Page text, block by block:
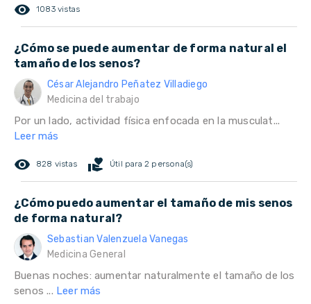
remove_red_eye 1083 vistas
¿Cómo se puede aumentar de forma natural el
tamaño de los senos?
César Alejandro Peñatez Villadiego
Medicina del trabajo
Por un lado, actividad física enfocada en la musculat...
Leer más
remove_red_eye 828 vistas volunteer_activism Útil para 2 persona(s)
¿Cómo puedo aumentar el tamaño de mis senos
de forma natural?
Sebastian Valenzuela Vanegas
Medicina General
Buenas noches: aumentar naturalmente el tamaño de los
senos ... Leer más